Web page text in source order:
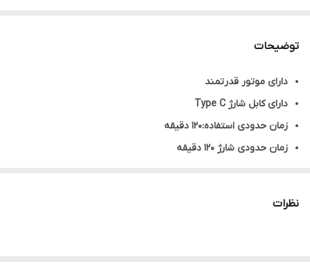
توضیحات
دارای موتور قدرتمند
دارای کابل شارژ Type C
زمان حدودی استفاده:120 دقیقه
زمان حدودی شارژ 120 دقیقه
قابلیت صفر زنی و خط زنی
نظرات